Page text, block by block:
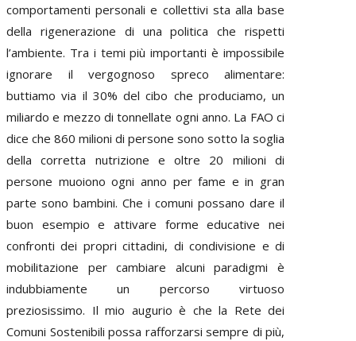
comportamenti personali e collettivi sta alla base
della rigenerazione di una politica che rispetti
l’ambiente. Tra i temi più importanti è impossibile
ignorare il vergognoso spreco alimentare:
buttiamo via il 30% del cibo che produciamo, un
miliardo e mezzo di tonnellate ogni anno. La FAO ci
dice che 860 milioni di persone sono sotto la soglia
della corretta nutrizione e oltre 20 milioni di
persone muoiono ogni anno per fame e in gran
parte sono bambini. Che i comuni possano dare il
buon esempio e attivare forme educative nei
confronti dei propri cittadini, di condivisione e di
mobilitazione per cambiare alcuni paradigmi è
indubbiamente un percorso virtuoso
preziosissimo. Il mio augurio è che la Rete dei
Comuni Sostenibili possa rafforzarsi sempre di più,